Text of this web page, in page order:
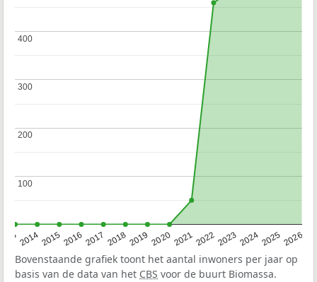
2014201520162017 20182019 2020202120222023202420252026
100
100
200
200
300
300
400
400
Bovenstaande grafiek toont het aantal inwoners per jaar op
basis van de data van het CBS voor de buurt Biomassa.